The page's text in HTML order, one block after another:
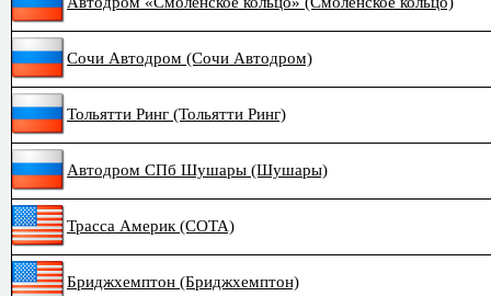
Сочи Автодром (Сочи Автодром)
Тольятти Ринг (Тольятти Ринг)
Автодром СПб Шушары (Шушары)
Трасса Америк (COTA)
Бриджхемптон (Бриджхемптон)